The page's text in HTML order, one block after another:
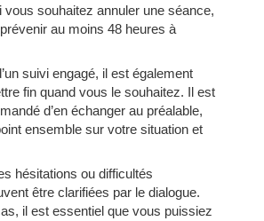
vous souhaitez annuler une séance,
au moins 48 heures à
suivi engagé, il est également
fin quand vous le souhaitez. Il est
d’en échanger au préalable,
ensemble sur votre situation et
hésitations ou difficultés
être clarifiées par le dialogue.
il est essentiel que vous puissiez